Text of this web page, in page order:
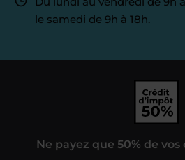
le samedi de 9h à 18h.
Ne payez que 50% de